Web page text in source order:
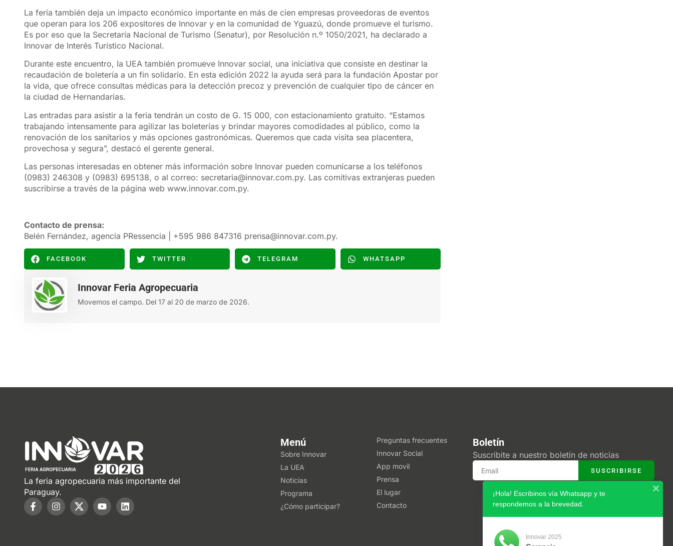
La feria también deja un impacto económico importante en más de cien empresas proveedoras de eventos
que operan para los 206 expositores de Innovar y en la comunidad de Yguazú, donde promueve el turismo.
Es por eso que la Secretaría Nacional de Turismo (Senatur), por Resolución n.º 1050/2021, ha declarado a
Innovar de Interés Turístico Nacional.
Durante este encuentro, la UEA también promueve Innovar social, una iniciativa que consiste en destinar la
recaudación de boletería a un fin solidario. En esta edición 2022 la ayuda será para la fundación Apostar por
la vida, que ofrece consultas médicas para la detección precoz y prevención de cualquier tipo de cáncer en
la ciudad de Hernandarias.
Las entradas para asistir a la feria tendrán un costo de G. 15 000, con estacionamiento gratuito. “Estamos
trabajando intensamente para agilizar las boleterías y brindar mayores comodidades al público, como la
renovación de los sanitarios y más opciones gastronómicas. Queremos que cada visita sea placentera,
provechosa y segura”, destacó el gerente general.
Las personas interesadas en obtener más información sobre Innovar pueden comunicarse a los teléfonos
(0983) 246308 y (0983) 695138, o al correo: secretaria@innovar.com.py. Las comitivas extranjeras pueden
suscribirse a través de la página web www.innovar.com.py.
Contacto de prensa:
Belén Fernández, agencia PRessencia | +595 986 847316 prensa@innovar.com.py.
FACEBOOK TWITTER TELEGRAM WHATSAPP
Innovar Feria Agropecuaria
Movemos el campo. Del 17 al 20 de marzo de 2026.
La feria agropecuaria más importante del
Paraguay.
Menú
Sobre Innovar
La UEA
Noticias
Programa
¿Cómo participar?
Preguntas frecuentes
Innovar Social
App movil
Prensa
El lugar
Contacto
Boletín
Suscribite a nuestro boletín de noticias
SUSCRIBIRSE
¡Hola! Escribinos vía Whatsapp y te
respondemos a la brevedad.
Innovar 2025